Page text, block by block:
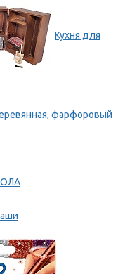
Кухня для
фарфоровый